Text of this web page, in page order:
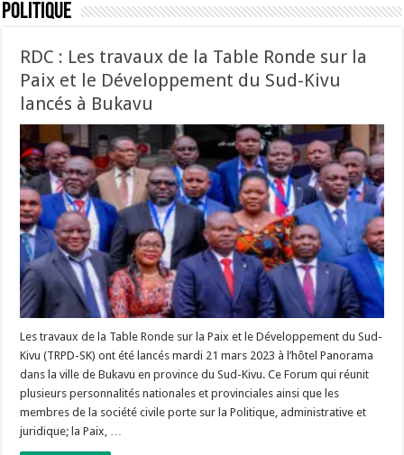
Politique
RDC : Les travaux de la Table Ronde sur la
Paix et le Développement du Sud-Kivu
lancés à Bukavu
Les travaux de la Table Ronde sur la Paix et le Développement du Sud-
Kivu (TRPD-SK) ont été lancés mardi 21 mars 2023 à l’hôtel Panorama
dans la ville de Bukavu en province du Sud-Kivu. Ce Forum qui réunit
plusieurs personnalités nationales et provinciales ainsi que les
membres de la société civile porte sur la Politique, administrative et
juridique; la Paix, …